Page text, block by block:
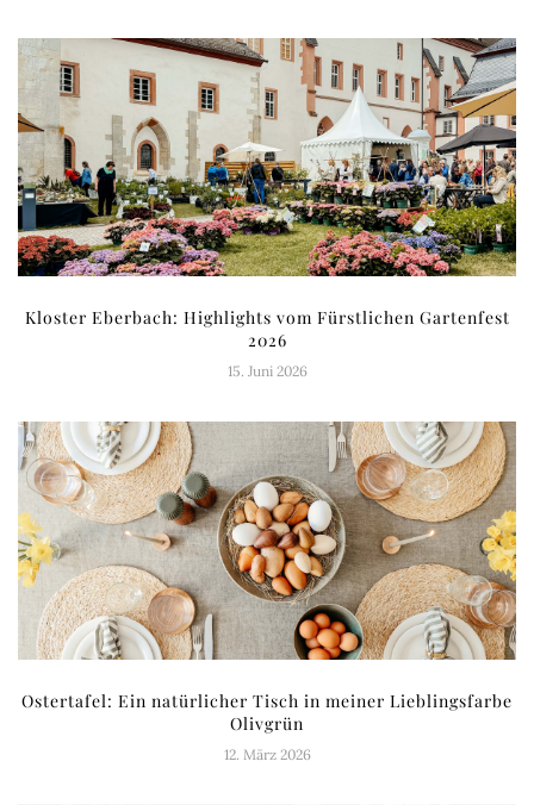
Kloster Eberbach: Highlights vom Fürstlichen Gartenfest
2026
15. Juni 2026
Ostertafel: Ein natürlicher Tisch in meiner Lieblingsfarbe
Olivgrün
12. März 2026